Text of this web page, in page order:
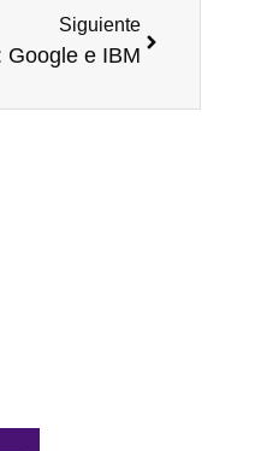
Siguiente
Google e IBM